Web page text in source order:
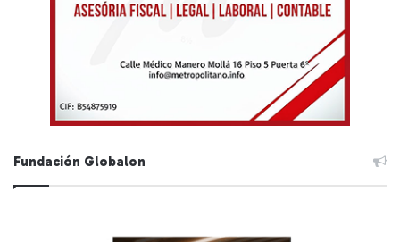
Fundación Globalon